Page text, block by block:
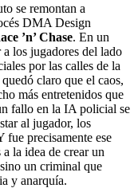
se remontan a
DMA Design
’n’ Chase. En un
los jugadores del lado
por las calles de la
claro que el caos,
más entretenidos que
fallo en la IA policial se
al jugador, los
fue precisamente ese
la idea de crear un
un criminal que
y anarquía.